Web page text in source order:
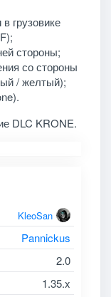
грузовике
стороны;
со стороны
/ желтый);
DLC KRONE.
KleoSan
Pannickus
2.0
1.35.x